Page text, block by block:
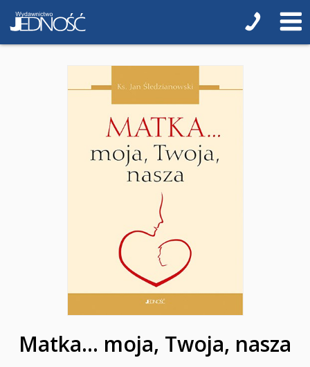
ZAPOWIEDZI
KAKADU - książki interaktywne z piórem
JUPI JO! - książki kartonowe dla najmłodszych
Adwent i Boże Narodzenie
Dyplomy dla dzieci
Edukacja przyrodnicza - Życie bez granic
Matka... moja, Twoja, nasza